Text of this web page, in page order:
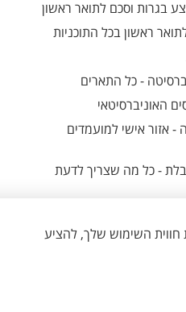
בגרות וסכם לתואר ראשון
ראשון בכל התוכניות
- כל התארים
האוניברסיטאי
אזור אישי למועמדים
- כל מה שצריך לדעת